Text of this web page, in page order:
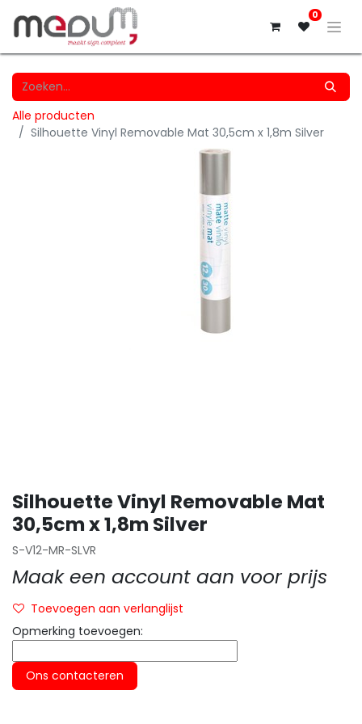
0
Alle producten
Silhouette Vinyl Removable Mat 30,5cm x 1,8m Silver
Silhouette Vinyl Removable Mat
30,5cm x 1,8m Silver
S-V12-MR-SLVR
Maak een account aan voor prijs
Toevoegen aan verlanglijst
Opmerking toevoegen:
Ons contacteren